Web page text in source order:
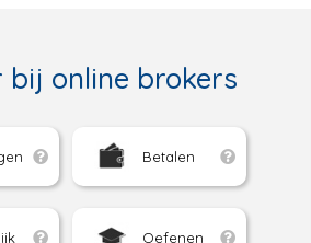
bij online brokers
Betalen
Oefenen